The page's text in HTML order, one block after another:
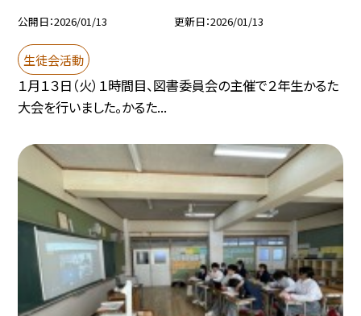
公開日 2026/01/13 更新日 2026/01/13
生徒会活動
１月１３日（火）１時間目、図書委員会の主催で２年生かるた
大会を行いました。かるた...